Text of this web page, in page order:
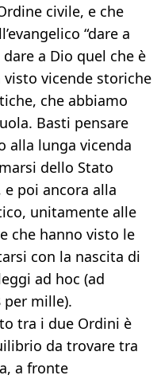
civile, e che
“dare a
dare a Dio quel che è
vicende storiche
che abbiamo
Basti pensare
alla lunga vicenda
dello Stato
poi ancora alla
unitamente alle
che hanno visto le
con la nascita di
ad hoc (ad
per mille).
tra i due Ordini è
da trovare tra
a fronte